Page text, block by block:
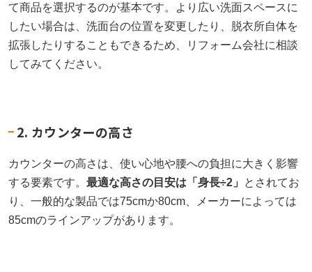
て商品を選択するのが基本です。より広い洗面スペースに
したい場合は、洗面台の位置を変更したり、脱衣所自体を
拡張したりすることもできるため、リフォーム会社に相談
してみてください。
2. カウンターの高さ
カウンターの高さは、使い心地や腰への負担に大きく影響
する要素です。 最適な高さの目安は「身長÷2」
とされてお
り、一般的な製品では75cmか80cm、メーカーによっては
85cmのラインアップがあります。